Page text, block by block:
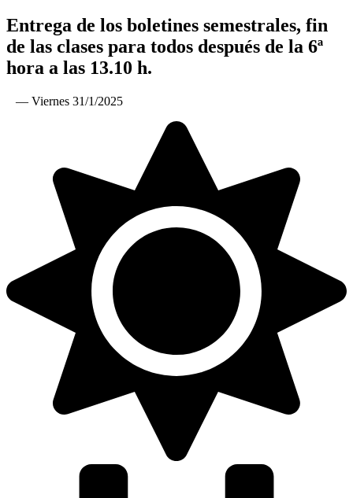
Entrega de los boletines semestrales, fin
de las clases para todos después de la 6ª
hora a las 13.10 h.
— Viernes 31/1/2025